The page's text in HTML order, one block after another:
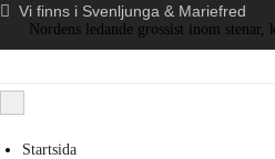
Vi finns i Svenljunga & Mariefred
Nordens ledande grossist inom
Startsida